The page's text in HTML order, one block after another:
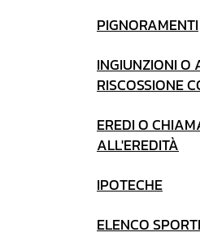
PIGNORAMENTI
INGIUNZIONI O
RISCOSSIONE
EREDI O
ALL'EREDITÀ
IPOTECHE
ELENCO